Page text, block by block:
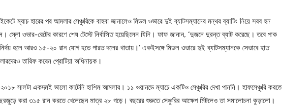
ম্যাচ হারের পর আমলার সেঞ্চুরিকে বাহবা জানালেও মিডল ওভারে দুই ব্যাটসম্যানের মন্থর ব্যাটিং নিয়ে সরব হন
স্লো ওভার-রেটের কারণে শেষ টেস্টে নির্বাসিত হয়েছিলেন যিনি। ফাফ জানান, ‘দুজনে দুরন্ত ব্যাট করেছে। তবে পাক
হলে আরও ১৫-২০ রান যোগ হতে পারত দলের খাতায়।’ একইসঙ্গে মিডল ওভারে দুই ব্যাটসম্যানকে সেভাবে হাত
তারিফ করেন প্রোটিয়া অধিনায়ক।
সালটা একদমই ভালো কাটেনি হাশিম আমলার। ১১ ওয়ানডে ম্যাচে একটিও সেঞ্চুরির দেখা পাননি। হাফসেঞ্চুরি করতে
করা ৩১৫ রান করতে খেলেছেন মাত্র ২৮ গড়ে। বছরের শুরুতে সেঞ্চুরির আক্ষেপ মিটলেও তা সমালোচনা কুড়ালো।